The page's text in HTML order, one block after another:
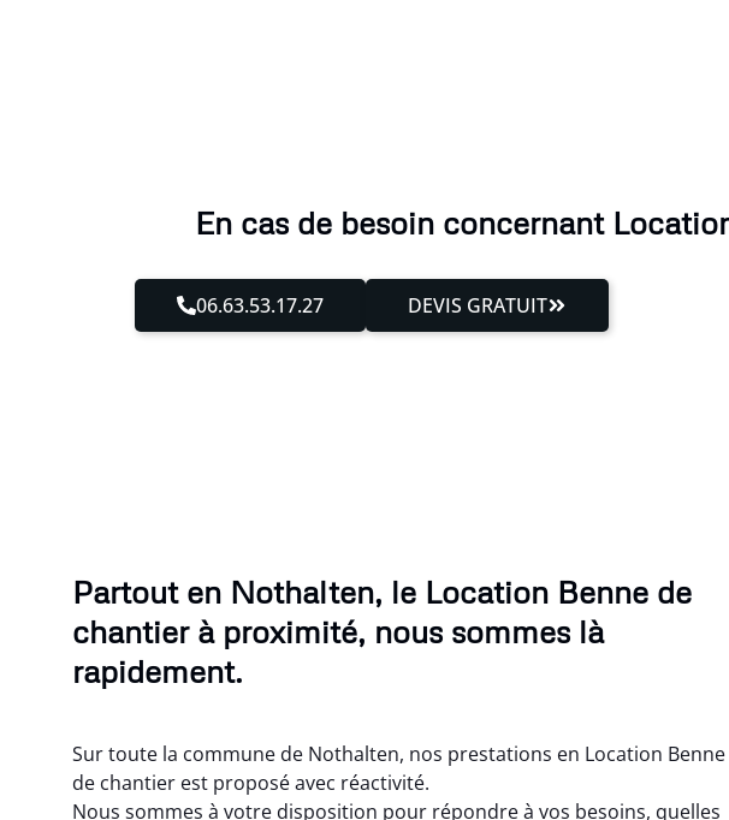
En cas de besoin concernant
06.63.53.17.27 DEVIS GRATUIT
Partout en Nothalten, le Location Benne de
chantier à proximité, nous sommes là
rapidement.
Sur toute la commune de Nothalten, nos prestations en Location Benne
de chantier est proposé avec réactivité.
Nous sommes à votre disposition pour répondre à vos besoins, quelles